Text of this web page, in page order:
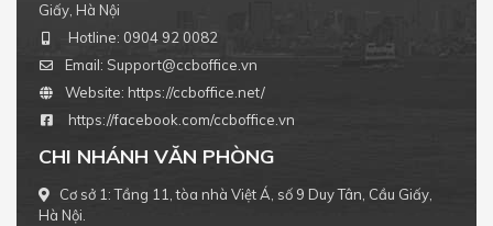
Giấy, Hà Nội
Hotline: 0904 92 0082
Email: Support@ccboffice.vn
Website: https://ccboffice.net/
https://facebook.com/ccboffice.vn
CHI NHÁNH VĂN PHÒNG
Cơ sở 1: Tầng 11, tòa nhà Việt Á, số 9 Duy Tân, Cầu Giấy,
Hà Nội.